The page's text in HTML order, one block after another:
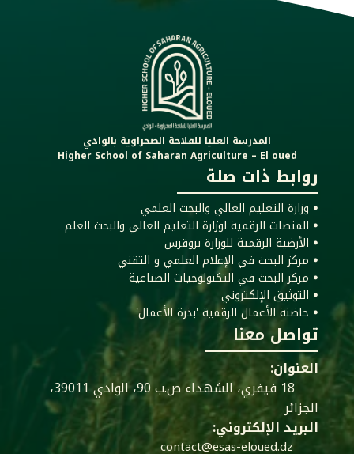
المدرسة العليا للفلاحة الصحراوية بالوادي
Higher School of Saharan Agriculture – El oued
روابط ذات صلة
ꔷ وزارة التعليم العالي والبحث العلمي
ꔷ المنصات الرقمية لوزارة التعليم العالي والبحث العلم
ꔷ الأرضية الرقمية للوزارة بروقرس
ꔷ مركز البحث في الإعلام العلمي و التقني
ꔷ مركز البحث في التكنولوجيات الصناعية
ꔷ التوثيق الإلكتروني
ꔷ حاضنة الأعمال الرقمية 'بذرة الأعمال'
تواصل معنا
العنوان:
18 فيفري، الشهداء ص.ب 90، الوادي 39011،
الجزائر
البريد الإلكتروني:
contact@esas-eloued.dz